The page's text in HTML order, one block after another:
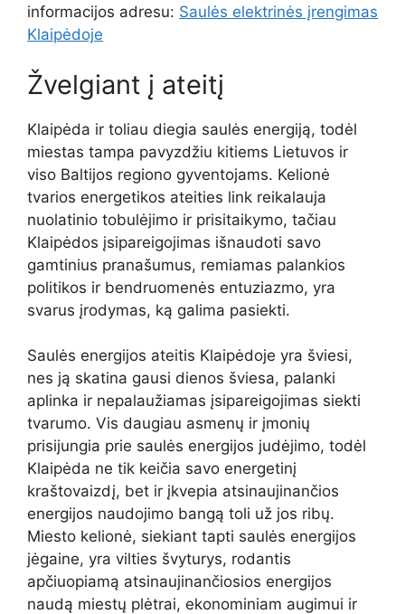
informacijos adresu: Saulės elektrinės įrengimas
Klaipėdoje
Žvelgiant į ateitį
Klaipėda ir toliau diegia saulės energiją, todėl
miestas tampa pavyzdžiu kitiems Lietuvos ir
viso Baltijos regiono gyventojams. Kelionė
tvarios energetikos ateities link reikalauja
nuolatinio tobulėjimo ir prisitaikymo, tačiau
Klaipėdos įsipareigojimas išnaudoti savo
gamtinius pranašumus, remiamas palankios
politikos ir bendruomenės entuziazmo, yra
svarus įrodymas, ką galima pasiekti.
Saulės energijos ateitis Klaipėdoje yra šviesi,
nes ją skatina gausi dienos šviesa, palanki
aplinka ir nepalaužiamas įsipareigojimas siekti
tvarumo. Vis daugiau asmenų ir įmonių
prisijungia prie saulės energijos judėjimo, todėl
Klaipėda ne tik keičia savo energetinį
kraštovaizdį, bet ir įkvepia atsinaujinančios
energijos naudojimo bangą toli už jos ribų.
Miesto kelionė, siekiant tapti saulės energijos
jėgaine, yra vilties švyturys, rodantis
apčiuopiamą atsinaujinančiosios energijos
naudą miestų plėtrai, ekonominiam augimui ir